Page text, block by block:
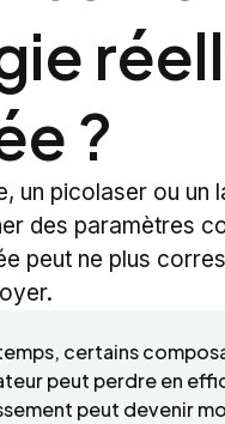
?
un picolaser ou un
des paramètres
peut ne plus
certains
peut perdre en
peut devenir